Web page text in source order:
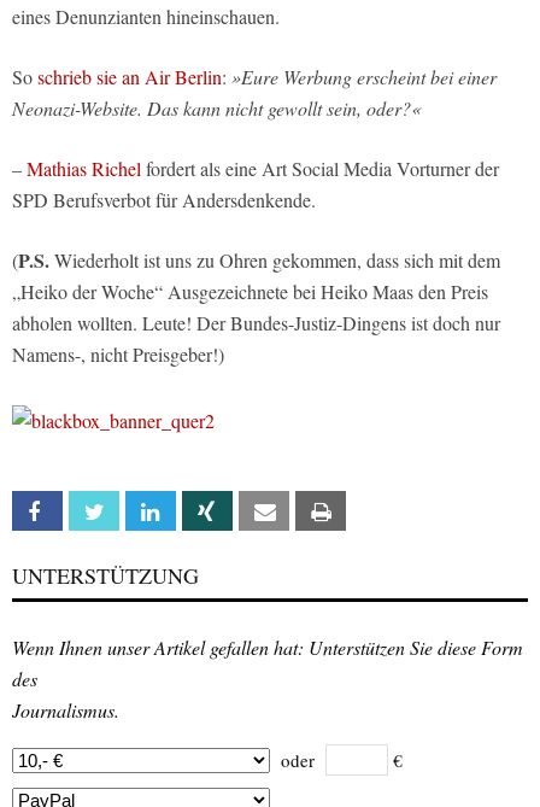
eines Denunzianten hineinschauen.
Soschrieb sie an Air Berlin: »Eure Werbung erscheint bei einer
Neonazi-Website. Das kann nicht gewollt sein, oder?«
–Mathias Richelfordert als eine Art Social Media Vorturner der
SPD Berufsverbot für Andersdenkende.
(P.S.Wiederholt ist uns zu Ohren gekommen, dass sich mit dem
„Heiko der Woche“ Ausgezeichnete bei Heiko Maas den Preis
abholen wollten. Leute! Der Bundes-Justiz-Dingens ist doch nur
Namens-, nicht Preisgeber!)
Facebook Twitter Linkedin Xing Email
UNTERSTÜTZUNG
Wenn Ihnen unser Artikel gefallen hat: Unterstützen Sie diese Form
des
Journalismus.
oder €